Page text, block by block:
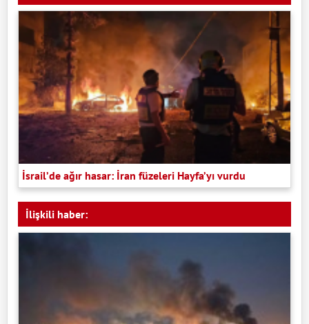
İsrail’de ağır hasar: İran füzeleri Hayfa’yı vurdu
İlişkili haber: